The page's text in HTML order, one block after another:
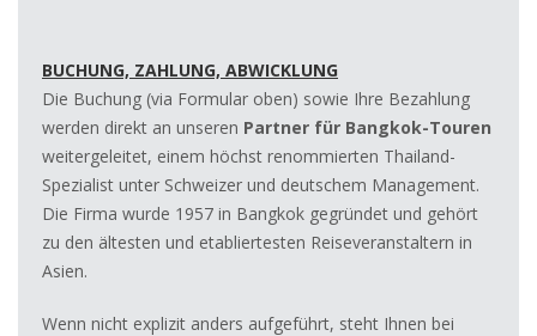
BUCHUNG, ZAHLUNG, ABWICKLUNG
Die Buchung (via Formular oben) sowie Ihre Bezahlung
werden direkt an unseren Partner für Bangkok-Touren
weitergeleitet, einem höchst renommierten Thailand-
Spezialist unter Schweizer und deutschem Management.
Die Firma wurde 1957 in Bangkok gegründet und gehört
zu den ältesten und etabliertesten Reiseveranstaltern in
Asien.
Wenn nicht explizit anders aufgeführt, steht Ihnen bei